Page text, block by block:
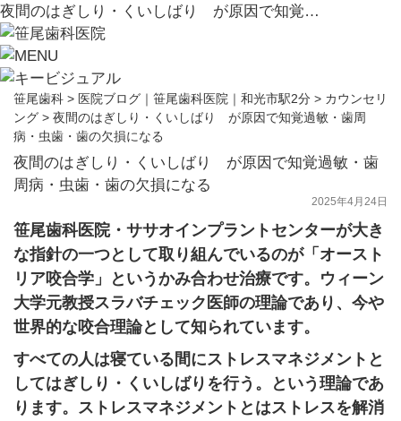
夜間のはぎしり・くいしばり が原因で知覚…
笹尾歯科> 医院ブログ｜笹尾歯科医院｜和光市駅2分> カウンセリ
ング> 夜間のはぎしり・くいしばり が原因で知覚過敏・歯周
病・虫歯・歯の欠損になる
夜間のはぎしり・くいしばり が原因で知覚過敏・歯
周病・虫歯・歯の欠損になる
2025年4月24日
笹尾歯科医院・ササオインプラントセンターが大き
な指針の一つとして取り組んでいるのが「オースト
リア咬合学」というかみ合わせ治療です。ウィーン
大学元教授スラバチェック医師の理論であり、今や
世界的な咬合理論として知られています。
すべての人は寝ている間にストレスマネジメントと
してはぎしり・くいしばりを行う。という理論であ
ります。ストレスマネジメントとはストレスを解消